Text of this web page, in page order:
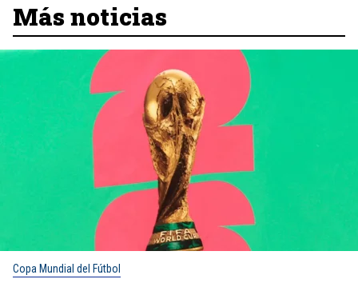
Más noticias
Copa Mundial del Fútbol